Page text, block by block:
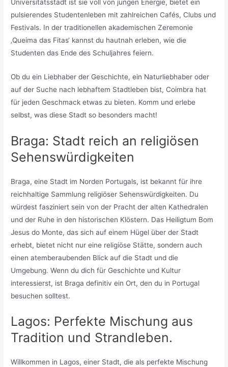
Universitätsstadt ist sie voll von jungen Energie, bietet ein
pulsierendes Studentenleben mit zahlreichen Cafés, Clubs und
Festivals. In der traditionellen akademischen Zeremonie
‚Queima das Fitas‘ kannst du hautnah erleben, wie die
Studenten das Ende des Schuljahres feiern.
Ob du ein Liebhaber der Geschichte, ein Naturliebhaber oder
auf der Suche nach lebhaftem Stadtleben bist, Coimbra hat
für jeden Geschmack etwas zu bieten. Komm und erlebe
selbst, was diese Stadt so besonders macht!
Braga: Stadt reich an religiösen
Sehenswürdigkeiten
Braga, eine Stadt im Norden Portugals, ist bekannt für ihre
reichhaltige Sammlung religiöser Sehenswürdigkeiten. Du
würdest fasziniert sein von der Pracht der alten Kathedralen
und der Ruhe in den historischen Klöstern. Das Heiligtum Bom
Jesus do Monte, das sich auf einem Hügel über der Stadt
erhebt, bietet nicht nur eine religiöse Stätte, sondern auch
einen atemberaubenden Blick auf die Stadt und die
Umgebung. Wenn du dich für Geschichte und Kultur
interessierst, ist Braga definitiv ein Ort, den du in Portugal
besuchen solltest.
Lagos: Perfekte Mischung aus
Tradition und Strandleben.
Willkommen in Lagos, einer Stadt, die als perfekte Mischung